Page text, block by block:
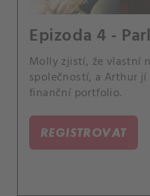
Epizoda 4 -
Molly zjistí, že vlastní
společností, a Arthur
finanční portfolio.
REGISTROVAT